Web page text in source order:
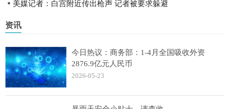
美媒记者：白宫附近传出枪声 记者被要求躲避
资讯
今日热议：商务部：1-4月全国吸收外资
2876.9亿元人民币
2026-05-23